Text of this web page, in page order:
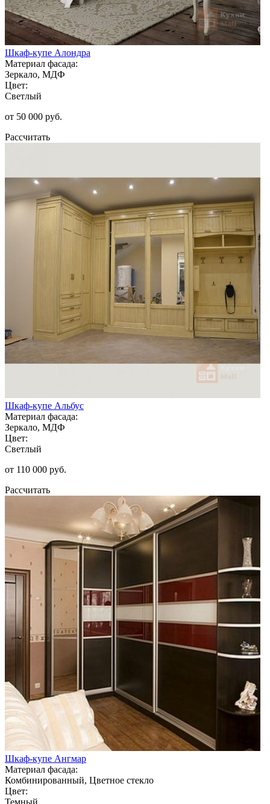
Шкаф-купе Алондра
Материал фасада:
Зеркало, МДФ
Цвет:
Светлый
от 50 000 руб.
Рассчитать
Шкаф-купе Альбус
Материал фасада:
Зеркало, МДФ
Цвет:
Светлый
от 110 000 руб.
Рассчитать
Шкаф-купе Ангмар
Материал фасада:
Комбинированный, Цветное стекло
Цвет:
Темный